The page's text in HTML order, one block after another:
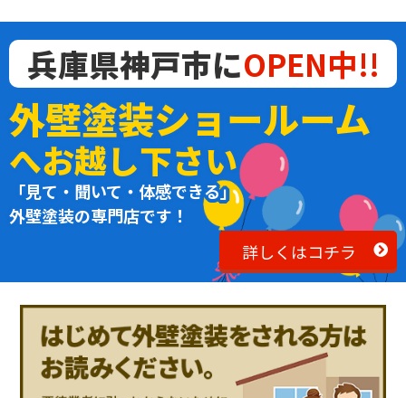
兵庫県神戸市にOPEN中!!
外壁塗装ショールーム
へお越し下さい
「見て・聞いて・体感できる」
外壁塗装の専門店です！
詳しくはコチラ